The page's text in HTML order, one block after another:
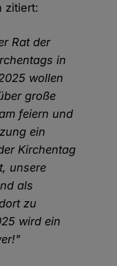
zitiert:
Rat der
in
wollen
große
feiern und
ein
Kirchentag
unsere
als
zu
wird ein